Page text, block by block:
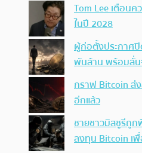
Tom Lee เตือนค
ในปี 2028
ผู้ก่อตั้งประกาศ
พันล้าน พร้อมลั่น
กราฟ Bitcoin ส่
อีกแล้ว
ชายชาวมิสซูรีถู
ลงทุน Bitcoin เพื่